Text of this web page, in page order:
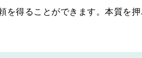
得ることができます。本質を